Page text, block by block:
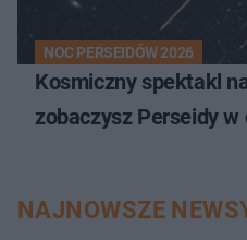
NOC PERSEIDÓW 2026
Kosmiczny spektakl
zobaczysz Perseidy w
NAJNOWSZE